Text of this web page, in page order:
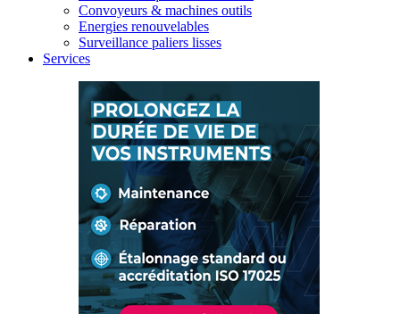
Convoyeurs & machines outils
Energies renouvelables
Surveillance paliers lisses
Services